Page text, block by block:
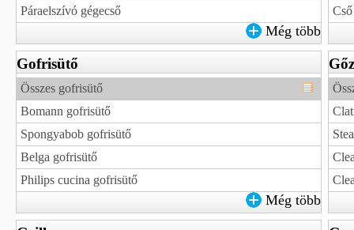
Páraelszívó gégecső
Még több
Gofrisütő
Összes gofrisütő
Bomann gofrisütő
Spongyabob gofrisütő
Belga gofrisütő
Philips cucina gofrisütő
Még több